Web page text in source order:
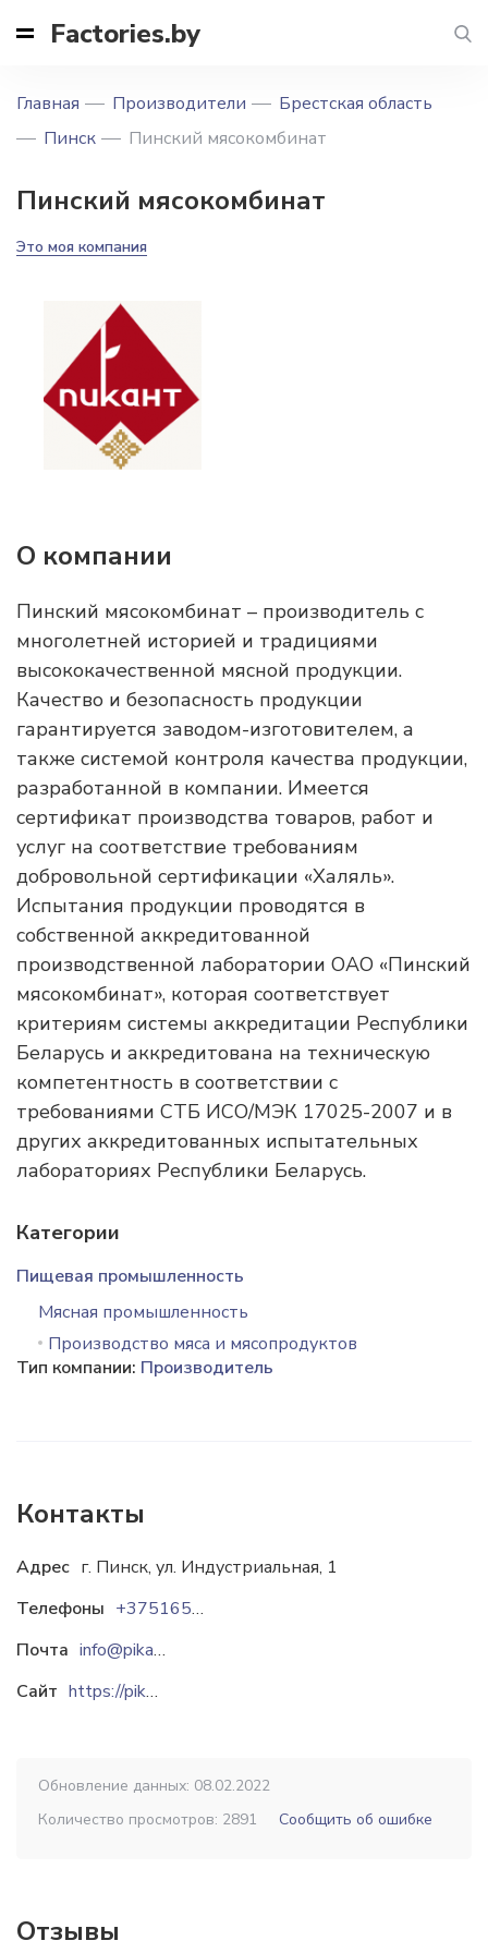
Factories.by
Главная Производители
Брестская область
Пинск
Пинский мясокомбинат
Пинский мясокомбинат
Это моя компания
О компании
Пинский мясокомбинат – производитель с
многолетней историей и традициями
высококачественной мясной продукции.
Качество и безопасность продукции
гарантируется заводом-изготовителем, а
также системой контроля качества продукции,
разработанной в компании. Имеется
сертификат производства товаров, работ и
услуг на соответствие требованиям
добровольной сертификации «Халяль».
Испытания продукции проводятся в
собственной аккредитованной
производственной лаборатории ОАО «Пинский
мясокомбинат», которая соответствует
критериям системы аккредитации Республики
Беларусь и аккредитована на техническую
компетентность в соответствии с
требованиями СТБ ИСО/МЭК 17025-2007 и в
других аккредитованных испытательных
лабораториях Республики Беларусь.
Категории
Пищевая промышленность
Мясная промышленность
Производство мяса и мясопродуктов
Тип компании: Производитель
Контакты
Адрес г. Пинск, ул. Индустриальная, 1
Телефоны
+37516564-38-47
Почта
info@pikant.by
Сайт
https://pikant.by
Обновление данных: 08.02.2022
Количество просмотров: 2891
Сообщить об ошибке
Отзывы